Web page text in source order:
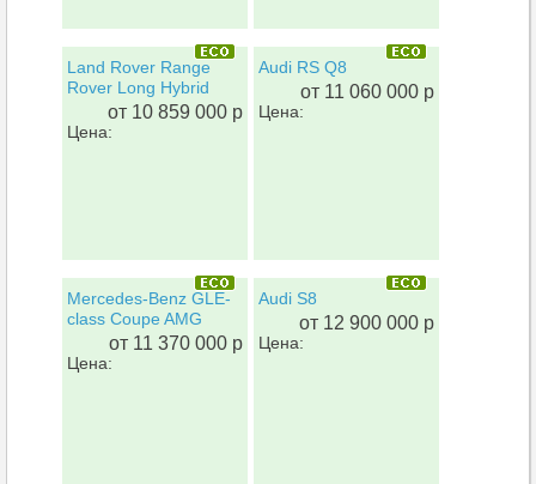
Land Rover Range
Rover Long Hybrid
от 10 859 000 р
Цена:
Audi RS Q8
от 11 060 000 р
Цена:
Mercedes-Benz GLE-
class Coupe AMG
от 11 370 000 р
Цена:
Audi S8
от 12 900 000 р
Цена: